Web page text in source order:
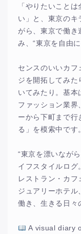
「やりたいこと
い」と、東京のキ
がら、東京で働き
み、“東京を自由
センスのいいカフ
ジを開拓してみた
いてみたり。基本
ファッション業界
ーから下町まで行
る」を模索中です
“東京を漂いなが
イフスタイルログ
レストラン・カ
ジュアリーホテル
働き、生きる日々
A visual diary